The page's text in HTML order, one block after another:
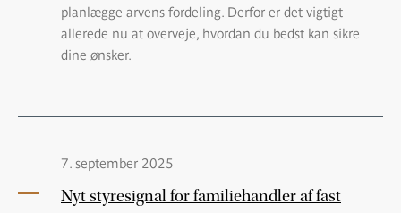
planlægge arvens fordeling. Derfor er det vigtigt
allerede nu at overveje, hvordan du bedst kan sikre
dine ønsker.
7. september 2025
Nyt styresignal for familiehandler af fast